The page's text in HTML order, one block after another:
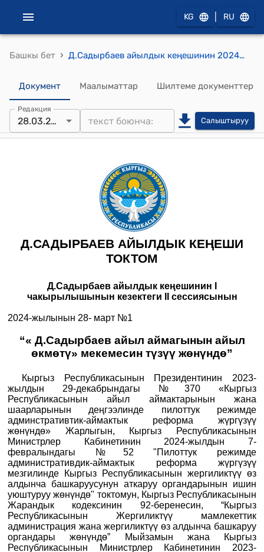
KG RU
Башкы бет › Д.Садырбаев айылдык кеңешинин 2024-жылынын 28-мартындагы №1 “« Д.Садырбаев айыл аймагынын айыл өкмөтү» мекемесин түзүү жөнүндө” токтому
Документ Маалыматтар Шилтеме документтер
Редакция
28.03.2024 Салыштыруу